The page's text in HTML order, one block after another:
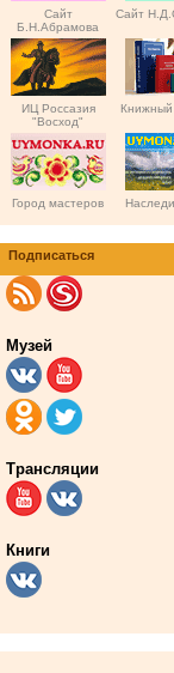
Сайт
Б.Н.Абрамова
Сайт
ИЦ Россазия
"Восход"
Книжный
Город мастеров
Подписаться
Музей
Трансляции
Книги